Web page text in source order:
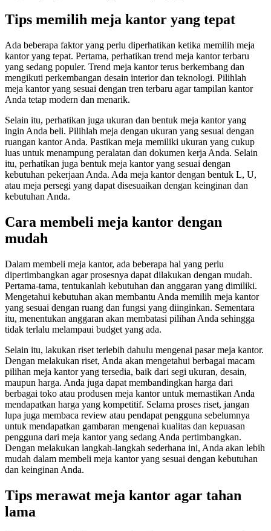
Tips memilih meja kantor yang tepat
Ada beberapa faktor yang perlu diperhatikan ketika memilih meja
kantor yang tepat. Pertama, perhatikan trend meja kantor terbaru
yang sedang populer. Trend meja kantor terus berkembang dan
mengikuti perkembangan desain interior dan teknologi. Pilihlah
meja kantor yang sesuai dengan tren terbaru agar tampilan kantor
Anda tetap modern dan menarik.
Selain itu, perhatikan juga ukuran dan bentuk meja kantor yang
ingin Anda beli. Pilihlah meja dengan ukuran yang sesuai dengan
ruangan kantor Anda. Pastikan meja memiliki ukuran yang cukup
luas untuk menampung peralatan dan dokumen kerja Anda. Selain
itu, perhatikan juga bentuk meja kantor yang sesuai dengan
kebutuhan pekerjaan Anda. Ada meja kantor dengan bentuk L, U,
atau meja persegi yang dapat disesuaikan dengan keinginan dan
kebutuhan Anda.
Cara membeli meja kantor dengan
mudah
Dalam membeli meja kantor, ada beberapa hal yang perlu
dipertimbangkan agar prosesnya dapat dilakukan dengan mudah.
Pertama-tama, tentukanlah kebutuhan dan anggaran yang dimiliki.
Mengetahui kebutuhan akan membantu Anda memilih meja kantor
yang sesuai dengan ruang dan fungsi yang diinginkan. Sementara
itu, menentukan anggaran akan membatasi pilihan Anda sehingga
tidak terlalu melampaui budget yang ada.
Selain itu, lakukan riset terlebih dahulu mengenai pasar meja kantor.
Dengan melakukan riset, Anda akan mengetahui berbagai macam
pilihan meja kantor yang tersedia, baik dari segi ukuran, desain,
maupun harga. Anda juga dapat membandingkan harga dari
berbagai toko atau produsen meja kantor untuk memastikan Anda
mendapatkan harga yang kompetitif. Selama proses riset, jangan
lupa juga membaca review atau pendapat pengguna sebelumnya
untuk mendapatkan gambaran mengenai kualitas dan kepuasan
pengguna dari meja kantor yang sedang Anda pertimbangkan.
Dengan melakukan langkah-langkah sederhana ini, Anda akan lebih
mudah dalam membeli meja kantor yang sesuai dengan kebutuhan
dan keinginan Anda.
Tips merawat meja kantor agar tahan
lama